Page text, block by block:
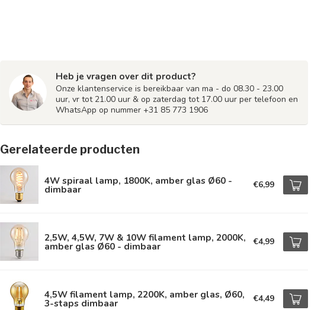
Heb je vragen over dit product?
Onze klantenservice is bereikbaar van ma - do 08.30 - 23.00
uur, vr tot 21.00 uur & op zaterdag tot 17.00 uur per telefoon en
WhatsApp op nummer +31 85 773 1906
Gerelateerde producten
4W spiraal lamp, 1800K, amber glas Ø60 -
dimbaar €6,99
2,5W, 4,5W, 7W & 10W filament lamp, 2000K,
amber glas Ø60 - dimbaar €4,99
4,5W filament lamp, 2200K, amber glas, Ø60,
3-staps dimbaar €4,49